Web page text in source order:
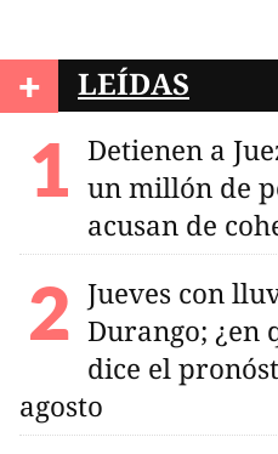
+ LEÍDAS
Detienen a
un millón de
acusan de
Jueves con
Durango; ¿en
dice el
agosto